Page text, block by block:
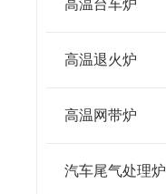
高温台车炉
高温退火炉
高温网带炉
汽车尾气处理炉